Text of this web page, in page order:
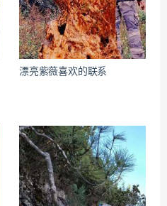
漂亮紫薇喜欢的联系